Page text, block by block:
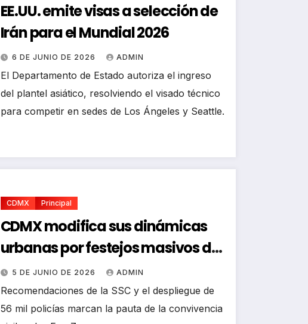
EE.UU. emite visas a selección de
Irán para el Mundial 2026
6 DE JUNIO DE 2026 ADMIN
El Departamento de Estado autoriza el ingreso
del plantel asiático, resolviendo el visado técnico
para competir en sedes de Los Ángeles y Seattle.
CDMX Principal
CDMX modifica sus dinámicas
urbanas por festejos masivos del
Mundial
5 DE JUNIO DE 2026 ADMIN
Recomendaciones de la SSC y el despliegue de
56 mil policías marcan la pauta de la convivencia